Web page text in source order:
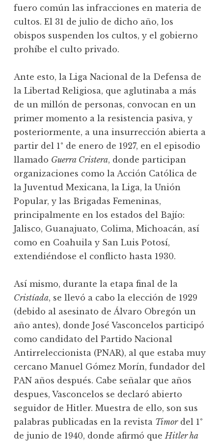
fuero común las infracciones en materia de
cultos. El 31 de julio de dicho año, los
obispos suspenden los cultos, y el gobierno
prohíbe el culto privado.
Ante esto, la Liga Nacional de la Defensa de
la Libertad Religiosa, que aglutinaba a más
de un millón de personas, convocan en un
primer momento a la resistencia pasiva, y
posteriormente, a una insurrección abierta a
partir del 1° de enero de 1927, en el episodio
llamado Guerra Cristera, donde participan
organizaciones como la Acción Católica de
la Juventud Mexicana, la Liga, la Unión
Popular, y las Brigadas Femeninas,
principalmente en los estados del Bajío:
Jalisco, Guanajuato, Colima, Michoacán, así
como en Coahuila y San Luis Potosí,
extendiéndose el conflicto hasta 1930.
Así mismo, durante la etapa final de la
Cristíada, se llevó a cabo la elección de 1929
(debido al asesinato de Álvaro Obregón un
año antes), donde José Vasconcelos participó
como candidato del Partido Nacional
Antirreleccionista (PNAR), al que estaba muy
cercano Manuel Gómez Morín, fundador del
PAN años después. Cabe señalar que años
despues, Vasconcelos se declaró abierto
seguidor de Hitler. Muestra de ello, son sus
palabras publicadas en la revista Timordel 1°
de junio de 1940, donde afirmó queHitler ha